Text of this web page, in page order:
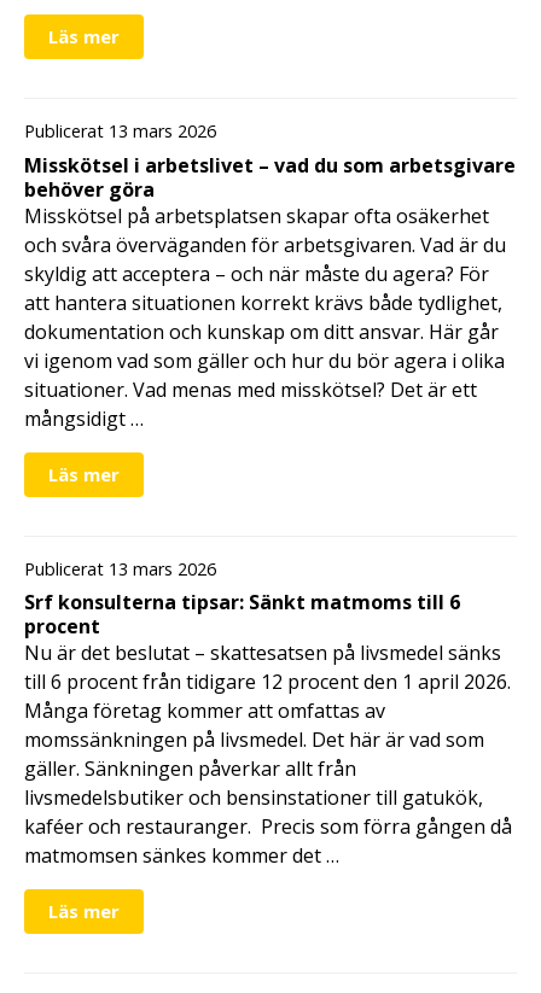
Läs mer
Publicerat 13 mars 2026
Misskötsel i arbetslivet – vad du som arbetsgivare
behöver göra
Misskötsel på arbetsplatsen skapar ofta osäkerhet
och svåra överväganden för arbetsgivaren. Vad är du
skyldig att acceptera – och när måste du agera? För
att hantera situationen korrekt krävs både tydlighet,
dokumentation och kunskap om ditt ansvar. Här går
vi igenom vad som gäller och hur du bör agera i olika
situationer. Vad menas med misskötsel? Det är ett
mångsidigt …
Läs mer
Publicerat 13 mars 2026
Srf konsulterna tipsar: Sänkt matmoms till 6
procent
Nu är det beslutat – skattesatsen på livsmedel sänks
till 6 procent från tidigare 12 procent den 1 april 2026.
Många företag kommer att omfattas av
momssänkningen på livsmedel. Det här är vad som
gäller. Sänkningen påverkar allt från
livsmedelsbutiker och bensinstationer till gatukök,
kaféer och restauranger. Precis som förra gången då
matmomsen sänkes kommer det …
Läs mer